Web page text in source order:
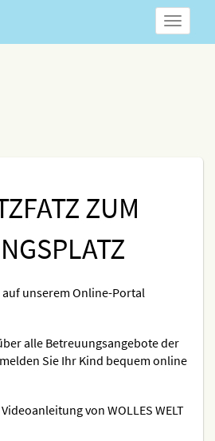
anzeigen
ZUM
unserem Online-Portal
alle Betreuungsangebote der
Sie Ihr Kind bequem online
von WOLLES WELT